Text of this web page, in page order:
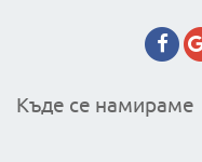
Къде се намираме